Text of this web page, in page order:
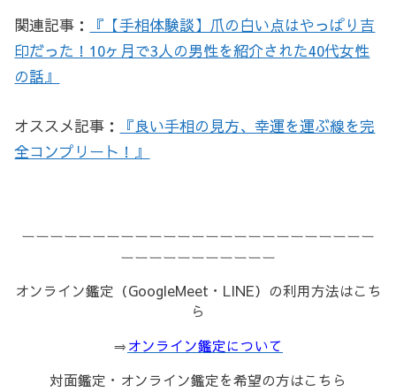
関連記事：
『【手相体験談】爪の白い点はやっぱり吉
印だった！10ヶ月で3人の男性を紹介された40代女性
の話』
オススメ記事：
『良い手相の見方、幸運を運ぶ線を完
全コンプリート！』
ーーーーーーーーーーーーーーーーーーーーーーーーー
ーーーーーーーーーーー
オンライン鑑定（GoogleMeet・LINE）の利用方法はこち
ら
⇒オンライン鑑定について
対面鑑定・オンライン鑑定を希望の方はこちら